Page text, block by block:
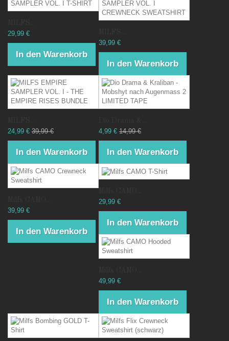
29,99 €
In den Warenkorb
39,99 €
In den Warenkorb
24,99 € 39,99 €
In den Warenkorb
4,99 € 14,99 €
In den Warenkorb
39,99 €
In den Warenkorb
29,99 €
In den Warenkorb
49,99 €
In den Warenkorb